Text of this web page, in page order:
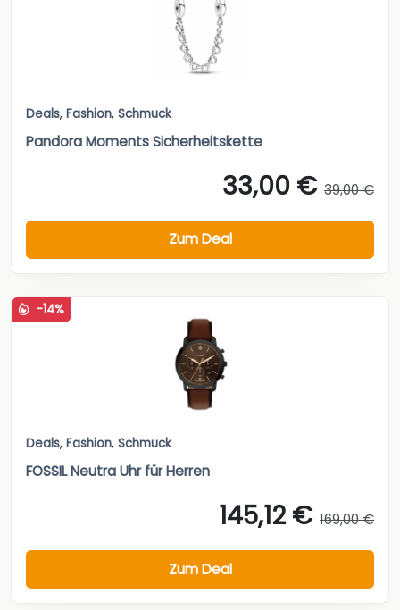
Deals, Fashion, Schmuck
Pandora Moments Sicherheitskette
33,00 € 39,00 €
Zum Deal
-14%
Deals, Fashion, Schmuck
FOSSIL Neutra Uhr für Herren
145,12 € 169,00 €
Zum Deal